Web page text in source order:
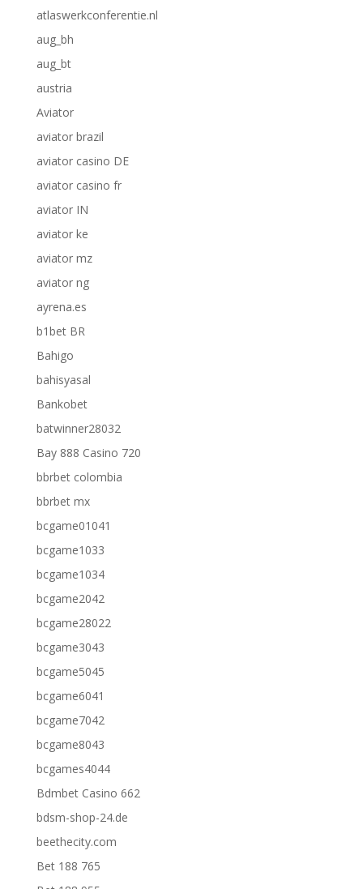
atlaswerkconferentie.nl
aug_bh
aug_bt
austria
Aviator
aviator brazil
aviator casino DE
aviator casino fr
aviator IN
aviator ke
aviator mz
aviator ng
ayrena.es
b1bet BR
Bahigo
bahisyasal
Bankobet
batwinner28032
Bay 888 Casino 720
bbrbet colombia
bbrbet mx
bcgame01041
bcgame1033
bcgame1034
bcgame2042
bcgame28022
bcgame3043
bcgame5045
bcgame6041
bcgame7042
bcgame8043
bcgames4044
Bdmbet Casino 662
bdsm-shop-24.de
beethecity.com
Bet 188 765